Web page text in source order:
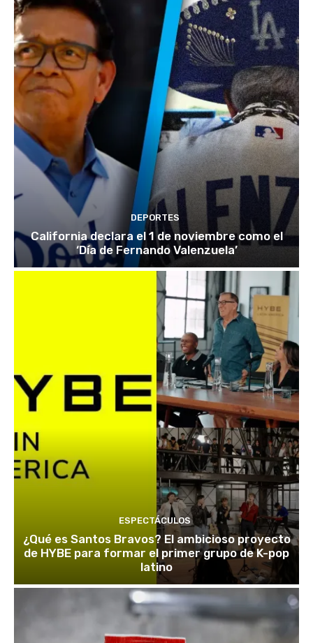
DEPORTES
California declara el 1 de noviembre como el
‘Día de Fernando Valenzuela’
ESPECTÁCULOS
¿Qué es Santos Bravos? El ambicioso proyecto
de HYBE para formar el primer grupo de K-pop
latino